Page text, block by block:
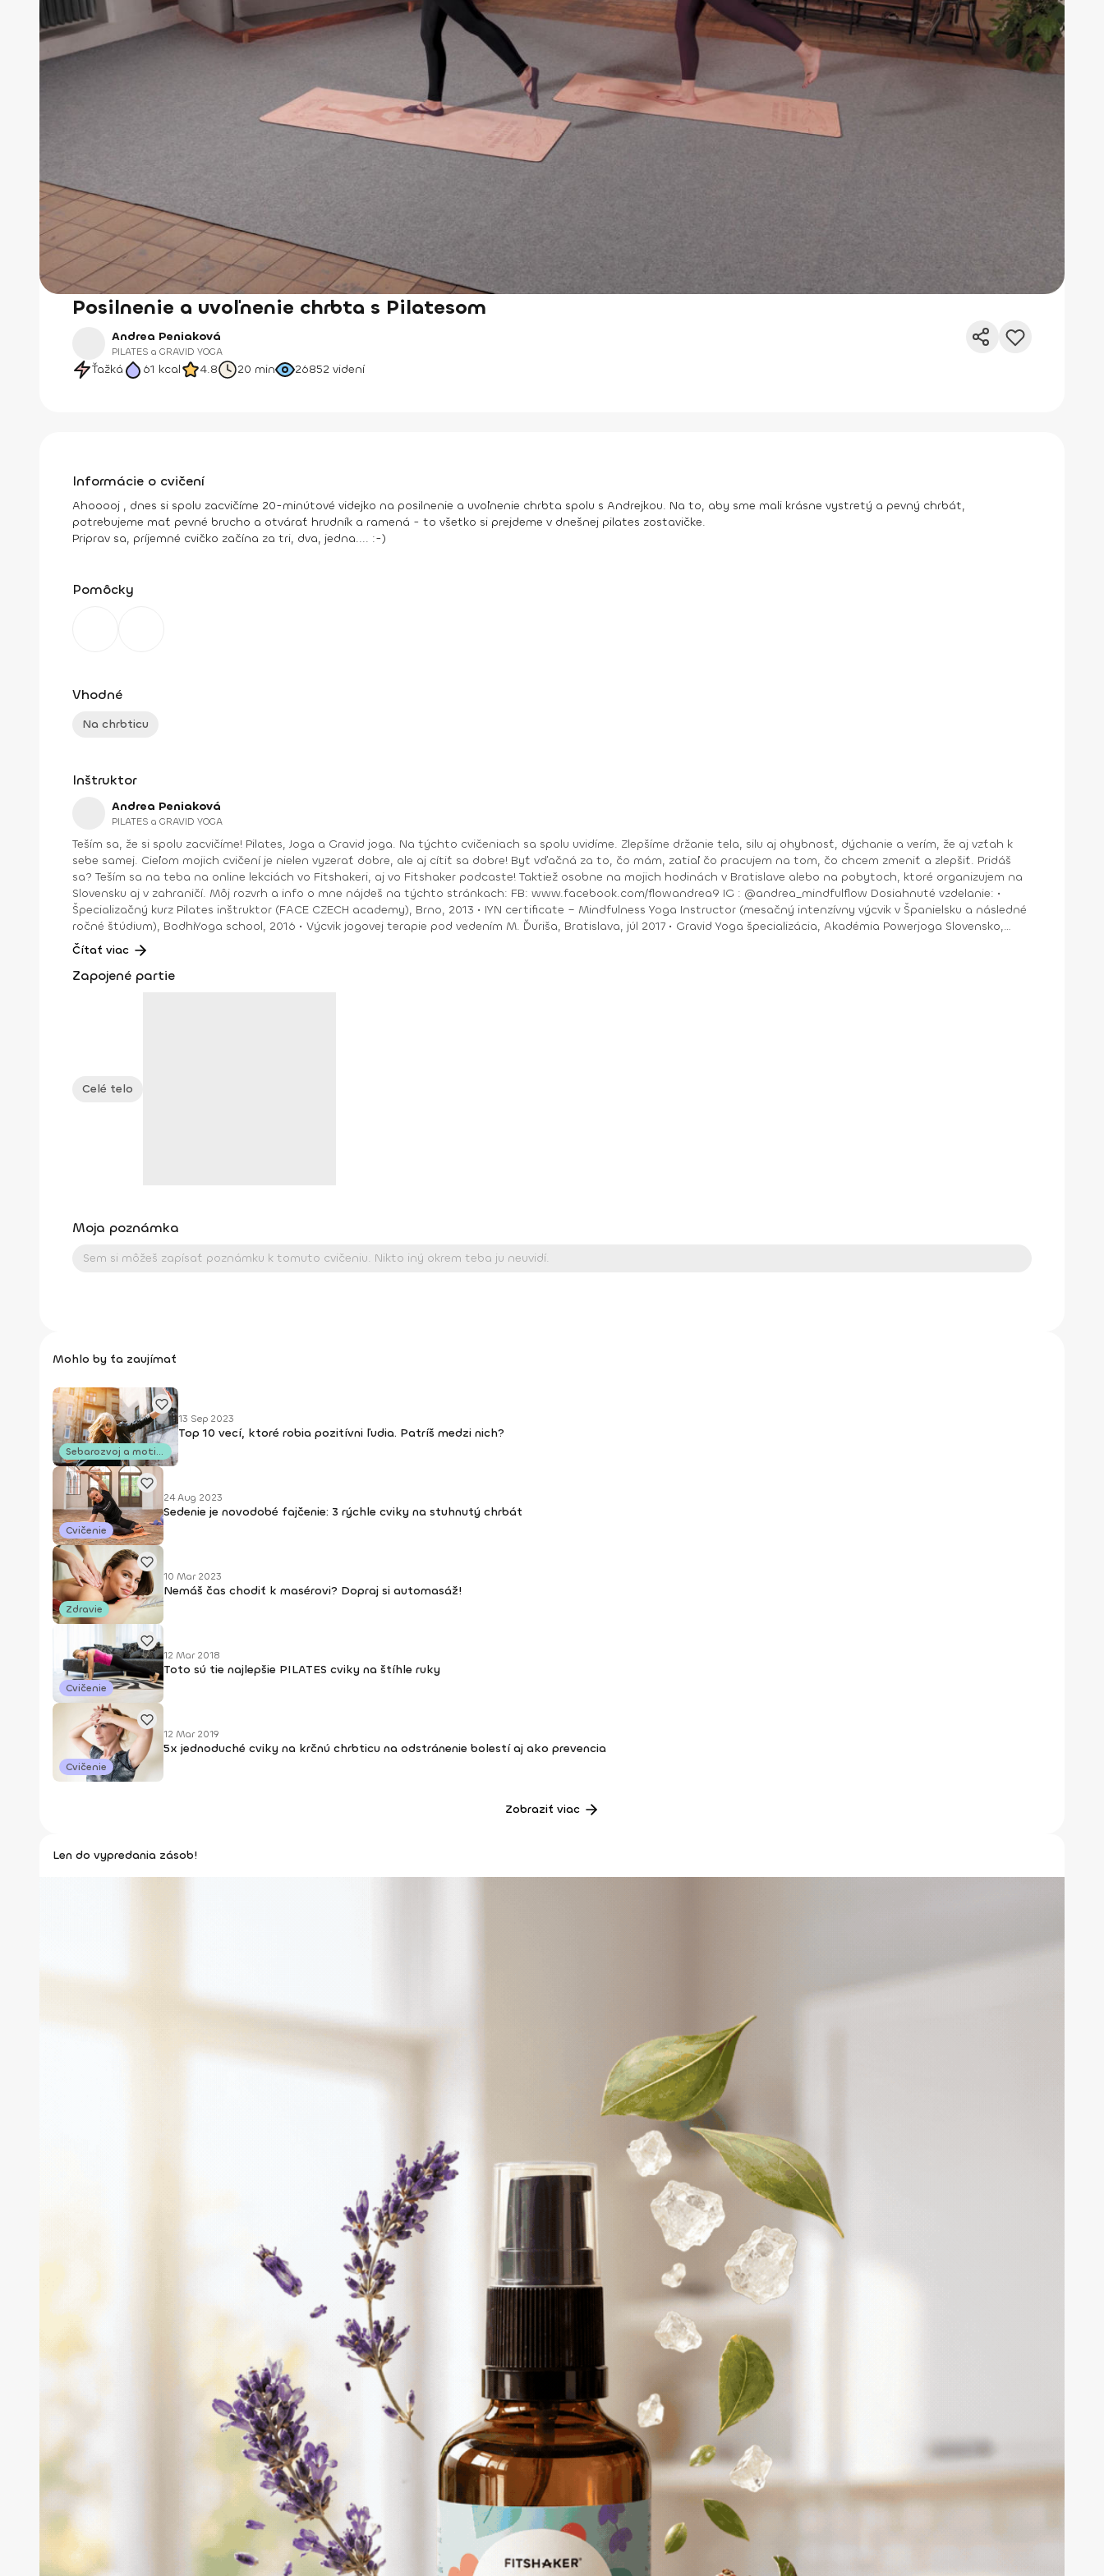
Posilnenie a uvoľnenie chrbta s Pilatesom
Andrea Peniaková
PILATES a GRAVID YOGA
Ťažká 61 kcal 4.8 20 min 26852 videní
Informácie o cvičení
Ahooooj , dnes si spolu zacvičíme 20-minútové videjko na posilnenie a uvoľnenie chrbta spolu s Andrejkou. Na to, aby sme mali krásne vystretý a pevný chrbát,
potrebujeme mať pevné brucho a otvárať hrudník a ramená - to všetko si prejdeme v dnešnej pilates zostavičke.
Priprav sa, príjemné cvičko začína za tri, dva, jedna.... :-)
Pomôcky
Vhodné
Na chrbticu
Inštruktor
Andrea Peniaková
PILATES a GRAVID YOGA
Teším sa, že si spolu zacvičíme! Pilates, Joga a Gravid joga. Na týchto cvičeniach sa spolu uvidíme. Zlepšíme držanie tela, silu aj ohybnosť, dýchanie a verím, že aj vzťah k
sebe samej. Cieľom mojich cvičení je nielen vyzerať dobre, ale aj cítiť sa dobre! Byť vďačná za to, čo mám, zatiaľ čo pracujem na tom, čo chcem zmeniť a zlepšiť. Pridáš
sa? Teším sa na teba na online lekciách vo Fitshakeri, aj vo Fitshaker podcaste! Taktiež osobne na mojich hodinách v Bratislave alebo na pobytoch, ktoré organizujem na
Slovensku aj v zahraničí. Môj rozvrh a info o mne nájdeš na týchto stránkach: FB: www.facebook.com/flowandrea9 IG : @andrea_mindfulflow Dosiahnuté vzdelanie: •
Špecializačný kurz Pilates inštruktor (FACE CZECH academy), Brno, 2013 • IYN certificate – Mindfulness Yoga Instructor (mesačný intenzívny výcvik v Španielsku a následné
ročné štúdium), BodhiYoga school, 2016 • Výcvik jogovej terapie pod vedením M. Ďuriša, Bratislava, júl 2017 • Gravid Yoga špecializácia, Akadémia Powerjoga Slovensko,
Čítať viac
Zapojené partie
Celé telo
Moja poznámka
Mohlo by ťa zaujímať
Sebarozvoj a motivácia
13 Sep 2023
Top 10 vecí, ktoré robia pozitívni ľudia. Patríš medzi nich?
Cvičenie
24 Aug 2023
Sedenie je novodobé fajčenie: 3 rýchle cviky na stuhnutý chrbát
Zdravie
10 Mar 2023
Nemáš čas chodiť k masérovi? Dopraj si automasáž!
Cvičenie
12 Mar 2018
Toto sú tie najlepšie PILATES cviky na štíhle ruky
Cvičenie
12 Mar 2019
5x jednoduché cviky na krčnú chrbticu na odstránenie bolestí aj ako prevencia
Zobraziť viac
Len do vypredania zásob!